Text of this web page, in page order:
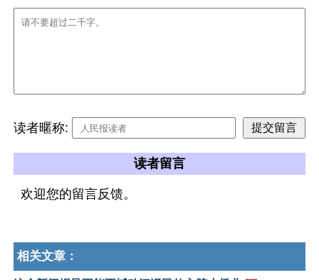
读者暱称:
读者留言
欢迎您的留言反馈。
相关文章：